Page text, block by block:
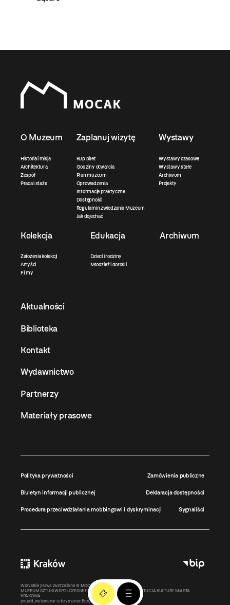
O Muzeum
Historia i misja
Architektura
Zespół
Praca i staże
Zaplanuj wizytę
Kup bilet
Godziny otwarcia
Plan muzeum
Oprowadzenia
Informacje praktyczne
Dostępność
Regulamin zwiedzania Muzeum
Jak dojechać
Wystawy
Wystawy czasowe
Wystawy stałe
Archiwum
Projekty
Kolekcja
Założenia kolekcji
Artyści
Filmy
Edukacja
Dzieci i rodziny
Młodzież i dorośli
Archiwum
Aktualności
Biblioteka
Kontakt
Wydawnictwo
Partnerzy
Materiały prasowe
Polityka prywatności Zamówienia publiczne
Biuletyn informacji publicznej Deklaracja dostępności
Procedura przeciwdziałania mobbingowi i dyskryminacji Sygnaliści
Wszystkie prawa zastrzeżone © MOCAK2011-2026
MUZEUM SZTUKI WSPÓŁCZESNEJ W KRAKOWIE MOCAK – INSTYTUCJA KULTURY MIASTA
KRAKOWA
projekt, wykonanie i utrzymanie: Bonjour.pl